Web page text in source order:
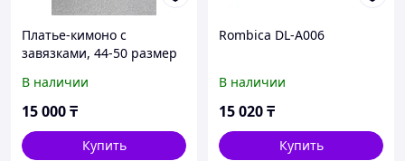
Платье-кимоно с
завязками, 44-50 размер
В наличии
15 000₸
Купить
Rombica DL-A006
В наличии
15 020₸
Купить